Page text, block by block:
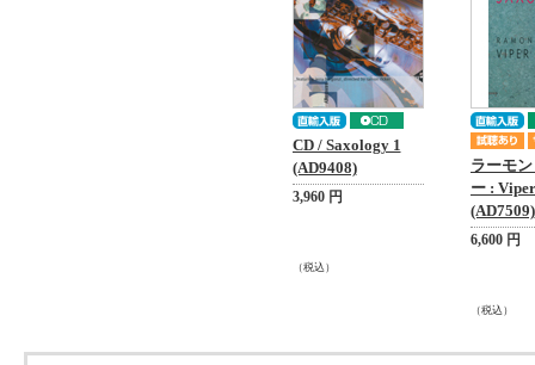
CD / Saxology 1
(AD9408)
3,960 円
（税込）
ラーモ
ー :
(AD7509)
6,600 円
（税込）